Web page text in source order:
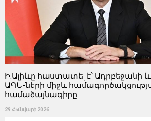
Ի.Ալիևը հաստատել է՝ Ադրբեջանի
ԱԳՆ-ների միջև
համաձայնագիրը
29 Հունվարի 2026